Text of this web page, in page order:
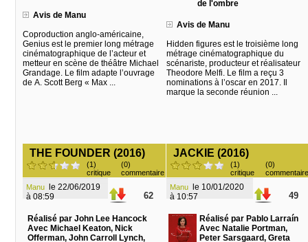
Avis de Manu
Coproduction anglo-américaine,
Genius est le premier long métrage
cinématographique de l’acteur et
metteur en scène de théâtre Michael
Grandage. Le film adapte l’ouvrage
de A. Scott Berg « Max ...
de l'ombre
Avis de Manu
Hidden figures est le troisième long
métrage cinématographique du
scénariste, producteur et réalisateur
Theodore Melfi. Le film a reçu 3
nominations à l’oscar en 2017. Il
marque la seconde réunion ...
THE FOUNDER (2016)
(1)
critique
(0)
commentaire
Manu
à 08:59
62
Réalisé par John Lee Hancock
Avec Michael Keaton, Nick
Offerman, John Carroll Lynch,
JACKIE (2016)
(1)
critique
(0)
commentaire
Manu
à 10:57
49
Réalisé par Pablo Larraín
Avec Natalie Portman,
Peter Sarsgaard, Greta